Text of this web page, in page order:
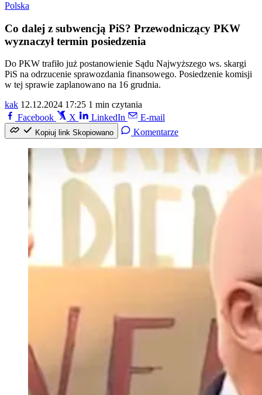
Polska
Co dalej z subwencją PiS? Przewodniczący PKW
wyznaczył termin posiedzenia
Do PKW trafiło już postanowienie Sądu Najwyższego ws. skargi
PiS na odrzucenie sprawozdania finansowego. Posiedzenie komisji
w tej sprawie zaplanowano na 16 grudnia.
kak 12.12.2024 17:25 1 min czytania
Facebook
X LinkedIn E-mail
Kopiuj link Skopiowano Komentarze